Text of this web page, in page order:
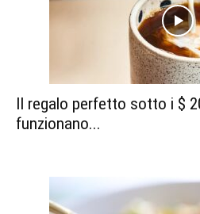
Il regalo perfetto sotto i $
funzionano...